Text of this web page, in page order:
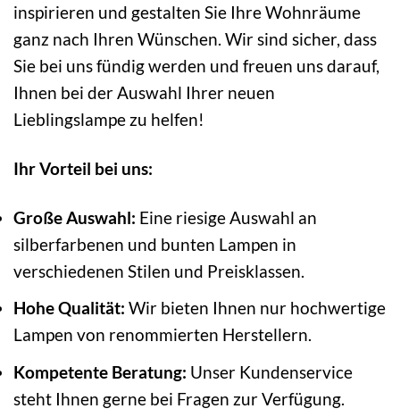
inspirieren und gestalten Sie Ihre Wohnräume
ganz nach Ihren Wünschen. Wir sind sicher, dass
Sie bei uns fündig werden und freuen uns darauf,
Ihnen bei der Auswahl Ihrer neuen
Lieblingslampe zu helfen!
Ihr Vorteil bei uns:
Große Auswahl: Eine riesige Auswahl an
silberfarbenen und bunten Lampen in
verschiedenen Stilen und Preisklassen.
Hohe Qualität: Wir bieten Ihnen nur hochwertige
Lampen von renommierten Herstellern.
Kompetente Beratung: Unser Kundenservice
steht Ihnen gerne bei Fragen zur Verfügung.